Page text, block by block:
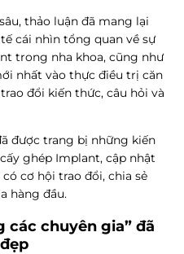
thảo luận đã mang lại
cái nhìn tổng quan về sự
trong nha khoa, cũng như
nhất vào thực điều trị căn
đổi kiến ​​thức, câu hỏi và
được trang bị những kiến
ghép Implant, cập nhật
cơ hội trao đổi, chia sẻ
hàng đầu.
các chuyên gia” đã